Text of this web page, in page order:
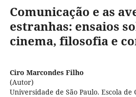
Comunicação e as
estranhas: ensaios
cinema, filosofia e
Ciro Marcondes Filho
(Autor)
Universidade de São Paulo. Escola de